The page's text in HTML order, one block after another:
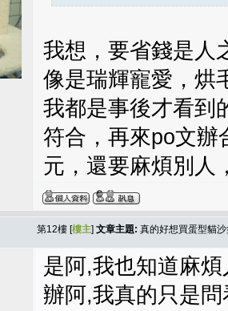
我想，要省錢是人
像是瑞輝寵愛，烘
我都是事後才看到
符合，再來po文辦
元，還要麻煩別人
第12樓 [樓主] 文章主題: 真的好想買蛋型貓
是阿,我也知道麻
辦阿,我真的只是